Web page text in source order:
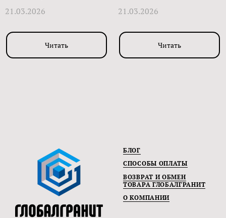
21.03.2026
Читать
21.03.2026
Читать
БЛОГ
СПОСОБЫ ОПЛАТЫ
ВОЗВРАТ И ОБМЕН
ТОВАРА ГЛОБАЛГРАНИТ
О КОМПАНИИ